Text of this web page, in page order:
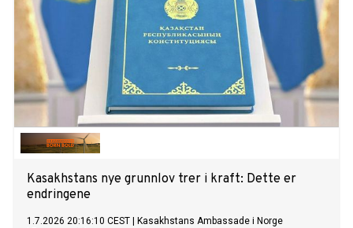
Kasakhstans nye grunnlov trer i kraft: Dette er
endringene
1.7.2026 20:16:10 CEST
Kasakhstans Ambassade i Norge